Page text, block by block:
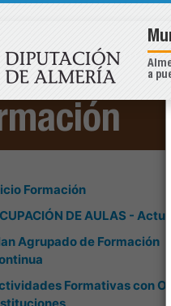
Formación
DE AULAS -
Agrupado de Formación
Formativas con
a